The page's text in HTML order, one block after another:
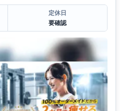
定休日
要確認